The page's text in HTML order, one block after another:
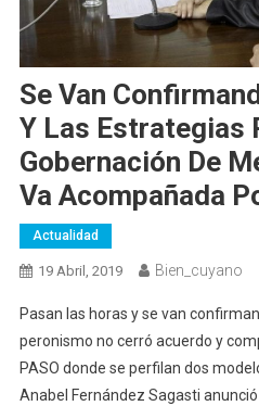
Se Van
Y Las Estrategias
Gobernación De
Va Acompañada
Actualidad
19 Abril, 2019 Bien_cuyano
Pasan las horas y se van
peronismo no cerró acuerdo y
PASO donde se perfilan dos
Anabel Fernández Sagasti